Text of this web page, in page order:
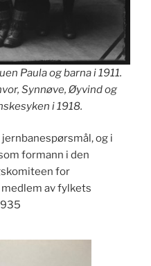
Paula og barna i 1911.
Synnøve, Øyvind og
i 1918.
og i
formann i den
for
medlem av fylkets